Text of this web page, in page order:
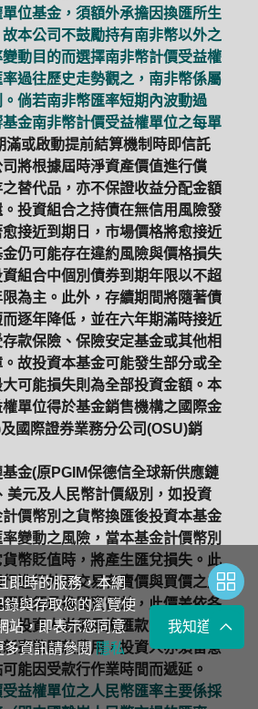
位基金，須額外承擔因換匯所生
本公司不鼓勵持有南非幣以外之
動目的而選擇南非幣計價受益權
過往歷史走勢觀之，南非幣係屬
倘若南非幣匯率短期內波動過
金南非幣計價受益權單位之每單
滿或啟動提前結算機制時即信託
將根據屆時淨資產價值進行償
替代品，亦不保證收益分配金額
投資組合之持債在無信用風險發
接近到期日，市場價格將愈接近
仍可能存在違約風險與價格損失
組合中個別債券到期年限以不超
為主。此外，存續期間將隨著債
逐年降低，並在六年期滿時接近
款保險、保險安定基金或其他相
故投資本基金可能發生部分或全
可能損失則為全部投資金額。本
單位得於基金銷售機構之國際金
國際證券業務分公司(OSU)銷
金(原PGIM保德信全球新供應鏈
美元及人民幣計價級別，如投資
價幣別之貨幣換匯後投資本基金
變動之風險，當本基金計價幣別
幣貶值時，將產生匯兌損失。此
進行外匯交易有賣價與買價之差
時須承擔買賣價差，此價差依各
投資人尚須承擔匯款費用且外幣
臺幣匯款費用，投資人亦須留意
能因受款行作業時間而遞延。
益權單位之人民幣匯率主要係採
即時的服務，本網
與存取您的瀏覽使
站，即表示您同意
多資訊請參閱隱私
我知道了